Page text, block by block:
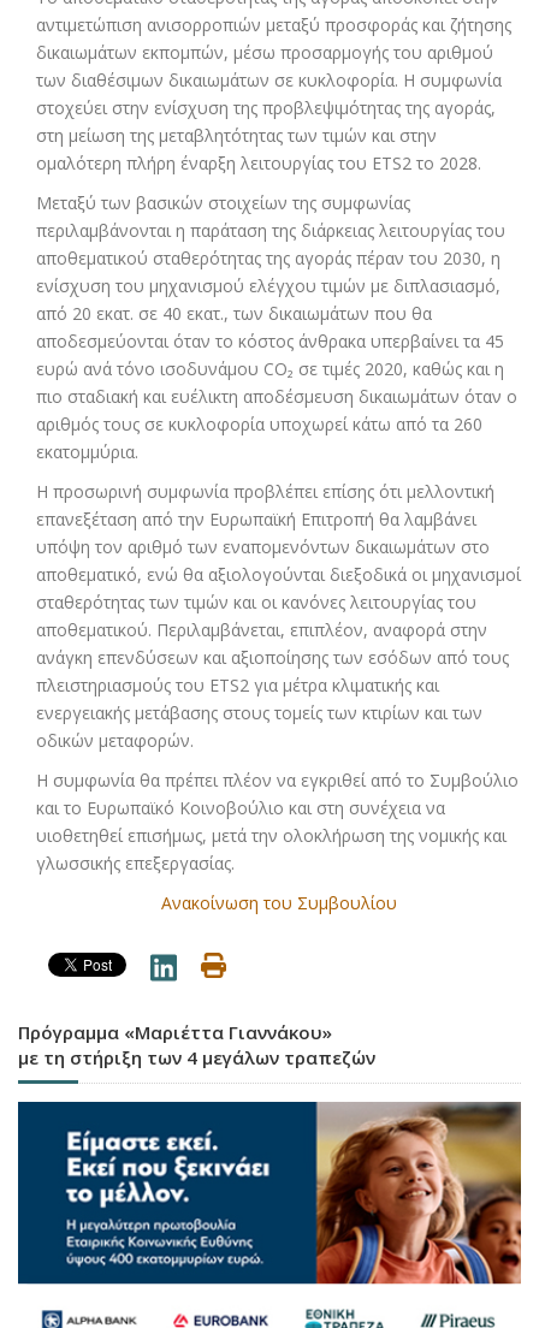
αντιμετώπιση ανισορροπιών μεταξύ προσφοράς και ζήτησης
δικαιωμάτων εκπομπών, μέσω προσαρμογής του αριθμού
των διαθέσιμων δικαιωμάτων σε κυκλοφορία. Η συμφωνία
στοχεύει στην ενίσχυση της προβλεψιμότητας της αγοράς,
στη μείωση της μεταβλητότητας των τιμών και στην
ομαλότερη πλήρη έναρξη λειτουργίας του ETS2 το 2028.
Μεταξύ των βασικών στοιχείων της συμφωνίας
περιλαμβάνονται η παράταση της διάρκειας λειτουργίας του
αποθεματικού σταθερότητας της αγοράς πέραν του 2030, η
ενίσχυση του μηχανισμού ελέγχου τιμών με διπλασιασμό,
από 20 εκατ. σε 40 εκατ., των δικαιωμάτων που θα
αποδεσμεύονται όταν το κόστος άνθρακα υπερβαίνει τα 45
ευρώ ανά τόνο ισοδυνάμου CO₂ σε τιμές 2020, καθώς και η
πιο σταδιακή και ευέλικτη αποδέσμευση δικαιωμάτων όταν ο
αριθμός τους σε κυκλοφορία υποχωρεί κάτω από τα 260
εκατομμύρια.
Η προσωρινή συμφωνία προβλέπει επίσης ότι μελλοντική
επανεξέταση από την Ευρωπαϊκή Επιτροπή θα λαμβάνει
υπόψη τον αριθμό των εναπομενόντων δικαιωμάτων στο
αποθεματικό, ενώ θα αξιολογούνται διεξοδικά οι μηχανισμοί
σταθερότητας των τιμών και οι κανόνες λειτουργίας του
αποθεματικού. Περιλαμβάνεται, επιπλέον, αναφορά στην
ανάγκη επενδύσεων και αξιοποίησης των εσόδων από τους
πλειστηριασμούς του ETS2 για μέτρα κλιματικής και
ενεργειακής μετάβασης στους τομείς των κτιρίων και των
οδικών μεταφορών.
Η συμφωνία θα πρέπει πλέον να εγκριθεί από το Συμβούλιο
και το Ευρωπαϊκό Κοινοβούλιο και στη συνέχεια να
υιοθετηθεί επισήμως, μετά την ολοκλήρωση της νομικής και
γλωσσικής επεξεργασίας.
Ανακοίνωση του Συμβουλίου
Πρόγραμμα «Μαριέττα Γιαννάκου»
με τη στήριξη των 4 μεγάλων τραπεζών